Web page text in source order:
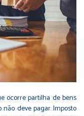
ocorre partilha de bens
deve pagar Imposto